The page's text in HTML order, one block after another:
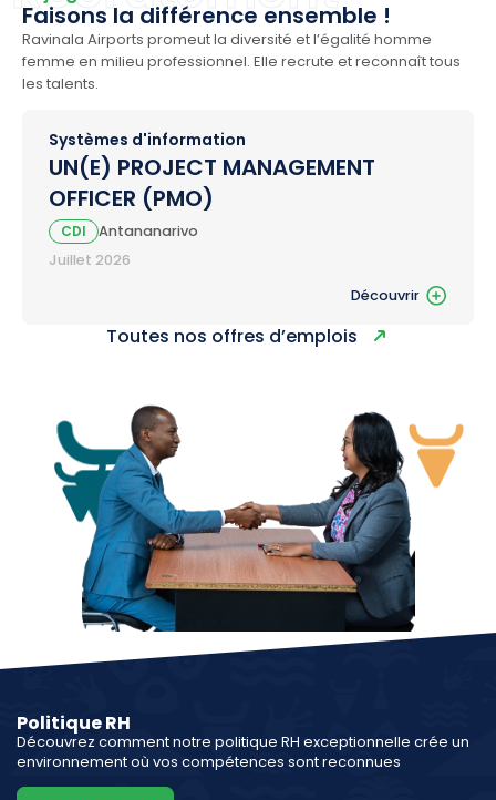
img[src$=".svg"]{width:48px}.elementor-widget-
image img{vertical-align:middle;display:inline-block}
Faisons la différence ensemble !
Ravinala Airports promeut la diversité et l’égalité homme
femme en milieu professionnel. Elle recrute et reconnaît tous
les talents.
Systèmes d'information
UN(E) PROJECT MANAGEMENT
OFFICER (PMO)
CDI
Antananarivo
Juillet 2026
Découvrir
Toutes nos offres d’emplois
Politique RH
Découvrez comment notre politique RH exceptionnelle crée un
environnement où vos compétences sont reconnues